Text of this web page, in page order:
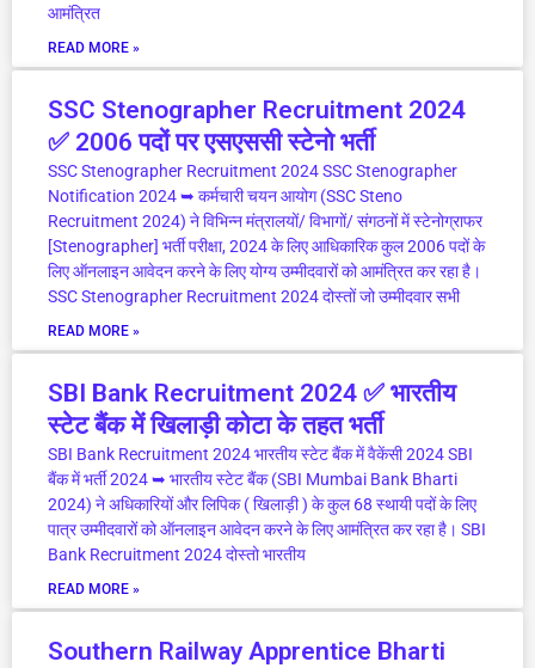
आमंत्रित
READ MORE »
SSC Stenographer Recruitment 2024
✅ 2006 पदों पर एसएससी स्टेनो भर्ती
SSC Stenographer Recruitment 2024 SSC Stenographer
Notification 2024 ➥ कर्मचारी चयन आयोग (SSC Steno
Recruitment 2024) ने विभिन्न मंत्रालयों/ विभागों/ संगठनों में स्टेनोग्राफर
[Stenographer] भर्ती परीक्षा, 2024 के लिए आधिकारिक कुल 2006 पदों के
लिए ऑनलाइन आवेदन करने के लिए योग्य उम्मीदवारों को आमंत्रित कर रहा है।
SSC Stenographer Recruitment 2024 दोस्तों जो उम्मीदवार सभी
READ MORE »
SBI Bank Recruitment 2024 ✅ भारतीय
स्टेट बैंक में खिलाड़ी कोटा के तहत भर्ती
SBI Bank Recruitment 2024 भारतीय स्टेट बैंक में वैकेंसी 2024 SBI
बैंक में भर्ती 2024 ➥ भारतीय स्टेट बैंक (SBI Mumbai Bank Bharti
2024) ने अधिकारियों और लिपिक ( खिलाड़ी ) के कुल 68 स्थायी पदों के लिए
पात्र उम्मीदवारों को ऑनलाइन आवेदन करने के लिए आमंत्रित कर रहा है। SBI
Bank Recruitment 2024 दोस्तो भारतीय
READ MORE »
Southern Railway Apprentice Bharti